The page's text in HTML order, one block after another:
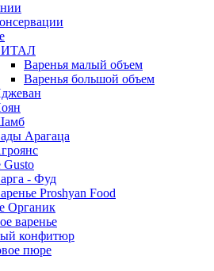
Варенья малый объем
Варенья большой объем
Арагаца
Gusto
- Фуд
Proshyan Food
Органик
варенье
конфитюр
пюре